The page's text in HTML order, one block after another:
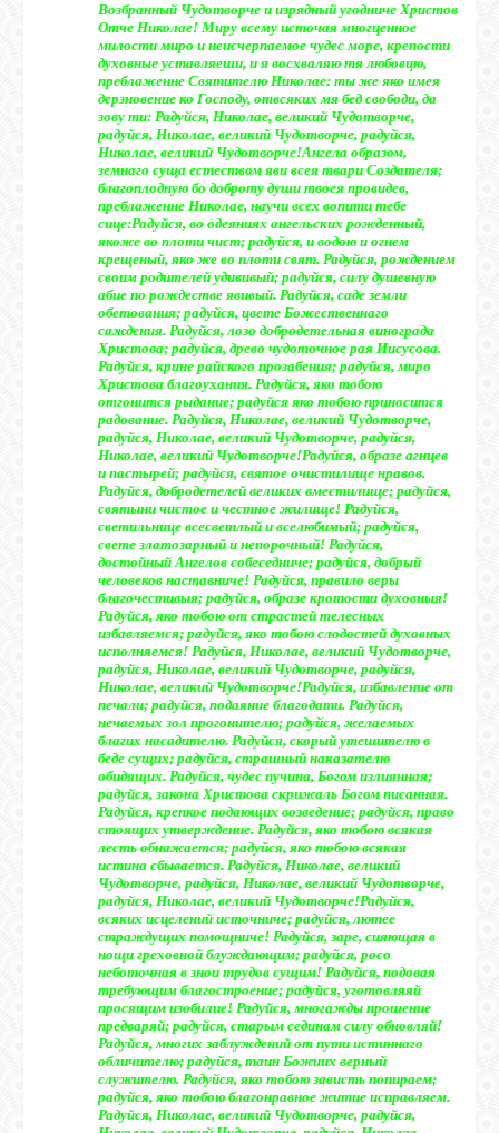
Возбранный Чудотворче и изрядный угодниче Христов
Отче Николае! Миру всему источая многценное
милости миро и неисчерпаемое чудес море, крепости
духовные уставляеши, и я восхваляю тя любовцю,
преблаженне Святителю Николае: ты же яко имея
дерзновение ко Господу, отвсяких мя бед свободи, да
зову ти: Радуйся, Николае, великий Чудотворче,
радуйся, Николае, великий Чудотворче, радуйся,
Николае, великий Чудотворче!Ангела образом,
земнаго суща естеством яви всея твари Создателя;
благоплодную бо доброту души твоея провидев,
преблаженне Николае, научи всех вопити тебе
сице:Радуйся, во одеяниях ангельских рожденный,
якоже во плоти чист; радуйся, и водою и огнем
крещеный, яко же во плоти свят. Радуйся, рождением
своим родителей удививый; радуйся, силу душевную
абие по рождестве явивый. Радуйся, саде земли
обетования; радуйся, цвете Божественнаго
саждения. Радуйся, лозо добродетельная винограда
Христова; радуйся, древо чудоточное рая Иисусова.
Радуйся, крине райского прозабения; радуйся, миро
Христова благоухания. Радуйся, яко тобою
отгонится рыдание; радуйся яко тобою приносится
радование. Радуйся, Николае, великий Чудотворче,
радуйся, Николае, великий Чудотворче, радуйся,
Николае, великий Чудотворче!Радуйся, образе агнцев
и пастырей; радуйся, святое очистилище нравов.
Радуйся, добродетелей великих вместилище; радуйся,
святыни чистое и честное жилище! Радуйся,
светильнице всесветлый и вселюбимый; радуйся,
свете златозарный и непорочный! Радуйся,
достойный Ангелов собеседниче; радуйся, добрый
человеков наставниче! Радуйся, правило веры
благочестивыя; радуйся, образе кротости духовныя!
Радуйся, яко тобою от страстей телесных
избавляемся; радуйся, яко тобою слодостей духовных
исполняемся! Радуйся, Николае, великий Чудотворче,
радуйся, Николае, великий Чудотворче, радуйся,
Николае, великий Чудотворче!Радуйся, избавление от
печали; радуйся, подаяние благодати. Радуйся,
нечаемых зол прогонителю; радуйся, желаемых
благих насадителю. Радуйся, скорый утешителю в
беде сущих; радуйся, страшный наказателю
обидящих. Радуйся, чудес пучина, Богом излиянная;
радуйся, закона Христова скрижаль Богом писанная.
Радуйся, крепкое подающих возведение; радуйся, право
стоящих утверждение. Радуйся, яко тобою всякая
лесть обнажается; радуйся, яко тобою всякая
истина сбывается. Радуйся, Николае, великий
Чудотворче, радуйся, Николае, великий Чудотворче,
радуйся, Николае, великий Чудотворче!Радуйся,
всяких исцелений источниче; радуйся, лютее
страждущих помощниче! Радуйся, заре, сияющая в
нощи греховной блуждающим; радуйся, росо
неботочная в знои трудов сущим! Радуйся, подовая
требующим благостроение; радуйся, уготовляяй
просящим изобилие! Радуйся, многажды прошение
предваряй; радуйся, старым сединам силу обновляй!
Радуйся, многих заблуждений от пути истиннаго
обличителю; радуйся, таин Божиих верный
служителю. Радуйся, яко тобою зависть попираем;
радуйся, яко тобою благонравное житие исправляем.
Радуйся, Николае, великий Чудотворче, радуйся,